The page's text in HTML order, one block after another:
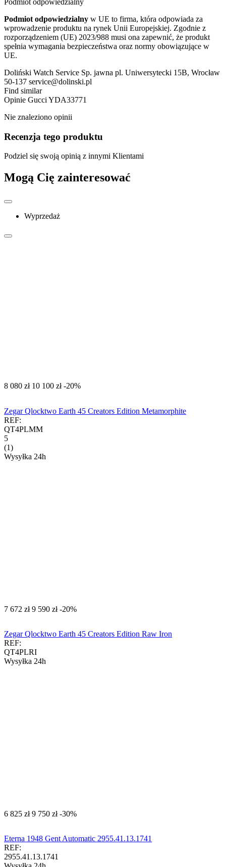
Podmiot odpowiedzialny w UE to firma, która odpowiada za
wprowadzenie produktu na rynek Unii Europejskiej. Zgodnie z
rozporządzeniem (UE) 2023/988 musi ona zapewnić, że produkt
spełnia wymagania bezpieczeństwa oraz normy obowiązujące w
UE.
Doliński Watch Service Sp. jawna pl. Uniwersytecki 15B, Wrocław
50-137 service@dolinski.pl
Find similar
Opinie Gucci YDA33771
Nie znaleziono opinii
Recenzja tego produktu
Podziel się swoją opinią z innymi Klientami
Mogą Cię zainteresować
Wyprzedaż
‍8 080‍ zł ‍10 100‍ zł -20%
Zegar Qlocktwo Earth 45 Creators Edition Metamorphite
REF:
QT4PLMM
5
(1)
Wysyłka 24h
‍7 672‍ zł ‍9 590‍ zł -20%
Zegar Qlocktwo Earth 45 Creators Edition Raw Iron
REF:
QT4PLRI
Wysyłka 24h
‍6 825‍ zł ‍9 750‍ zł -30%
Eterna 1948 Gent Automatic 2955.41.13.1741
REF:
2955.41.13.1741